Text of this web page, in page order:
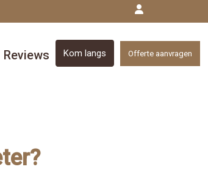
Reviews Kom langs Offerte aanvragen